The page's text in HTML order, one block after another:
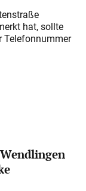
hat, sollte
Telefonnummer